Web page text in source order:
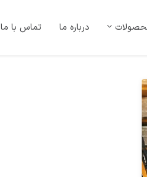
درباره ما تماس با ما